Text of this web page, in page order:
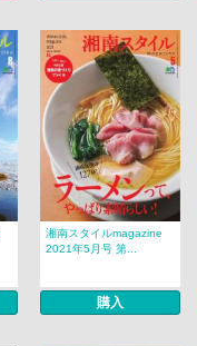
湘南スタイルmagazine
2021年5月号 第...
購入